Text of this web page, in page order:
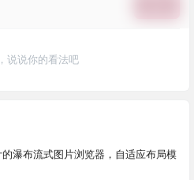
说说你的看法吧
瀑布流式图片浏览器，自适应布局模